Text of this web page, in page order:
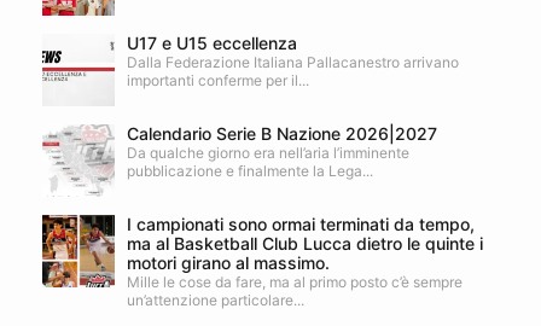
U17 e U15 eccellenza
Dalla Federazione Italiana Pallacanestro arrivano
importanti conferme per il...
Calendario Serie B Nazione 2026|2027
Da qualche giorno era nell’aria l’imminente
pubblicazione e finalmente la Lega...
I campionati sono ormai terminati da tempo,
ma al Basketball Club Lucca dietro le quinte i
motori girano al massimo.
Mille le cose da fare, ma al primo posto c’è sempre
un’attenzione particolare...